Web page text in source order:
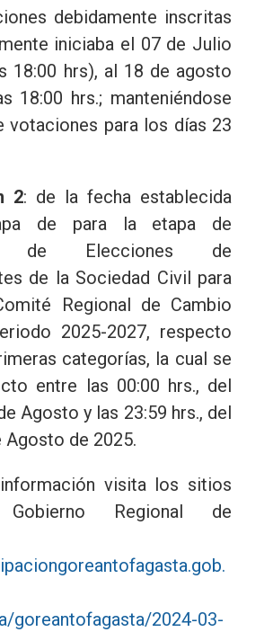
debidamente inscritas
iniciaba el 07 de Julio
18:00 hrs), al 18 de agosto
18:00 hrs.; manteniéndose
votaciones para los días 23
2: de la fecha establecida
de para la etapa de
de Elecciones de
de la Sociedad Civil para
Regional de Cambio
2025-2027, respecto
categorías, la cual se
entre las 00:00 hrs., del
Agosto y las 23:59 hrs., del
Agosto de 2025.
visita los sitios
Regional de
goreantofagasta/2024-03-